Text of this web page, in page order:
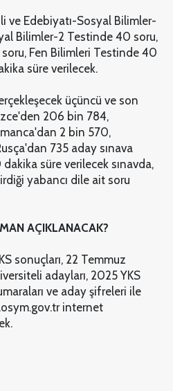
ve Edebiyatı-Sosyal Bilimler-
Bilimler-2 Testinde 40 soru,
Fen Bilimleri Testinde 40
süre verilecek.
üçüncü ve son
206 bin 784,
2 bin 570,
735 aday sınava
süre verilecek sınavda,
yabancı dile ait soru
AÇIKLANACAK?
sonuçları, 22 Temmuz
adayları, 2025 YKS
ve aday şifreleri ile
internet